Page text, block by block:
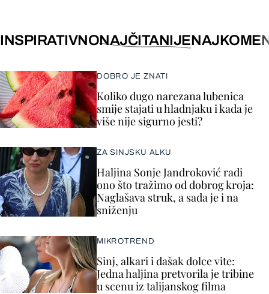
INSPIRATIVNONAJČITANIJE
DOBRO JE ZNATI
Koliko dugo narezana lubenica
smije stajati u hladnjaku i kada je
više nije sigurno jesti?
ZA SINJSKU ALKU
Haljina Sonje Jandroković radi
ono što tražimo od dobrog kroja:
Naglašava struk, a sada je i na
sniženju
MIKROTREND
Sinj, alkari i dašak dolce vite:
Jedna haljina pretvorila je tribine
u scenu iz talijanskog filma